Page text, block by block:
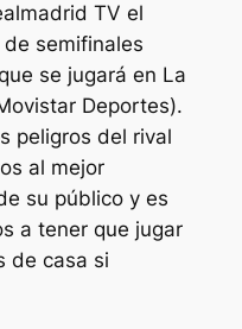
TV el
semifinales
se jugará en La
Deportes).
peligros del rival
al mejor
su público y es
a tener que jugar
de casa si